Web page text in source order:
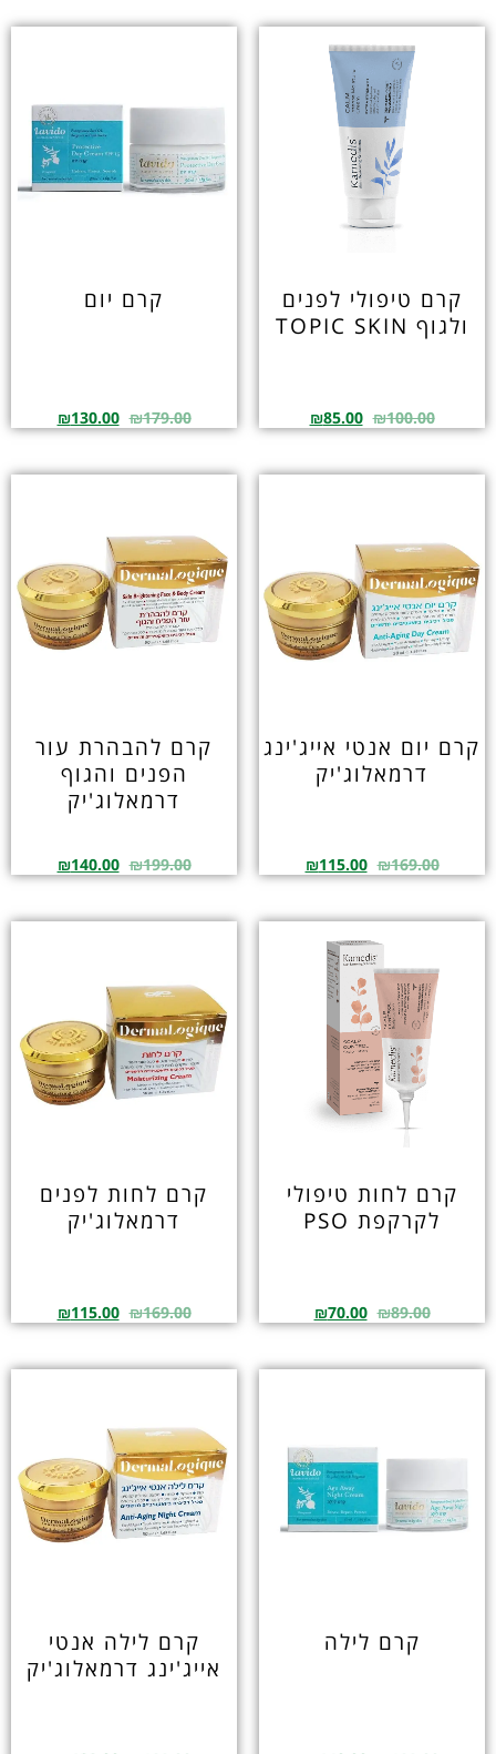
קרם טיפולי לפנים
ולגוף TOPIC SKIN
₪100.00
₪85.00
קרם יום
₪179.00
₪130.00
קרם יום אנטי אייג'ינג
דרמאלוג'יק
₪169.00
₪115.00
קרם להבהרת עור
הפנים והגוף
דרמאלוג'יק
₪199.00
₪140.00
קרם לחות טיפולי
לקרקפת PSO
₪89.00
₪70.00
קרם לחות לפנים
דרמאלוג'יק
₪169.00
₪115.00
קרם לילה
קרם לילה אנטי
אייג'ינג דרמאלוג'יק